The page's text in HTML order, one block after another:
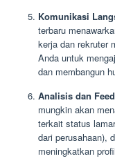
Komunikasi
terbaru
kerja dan rekruter
Anda untuk
dan membangun
Analisis dan
mungkin akan
terkait status
dari perusahaan),
meningkatkan